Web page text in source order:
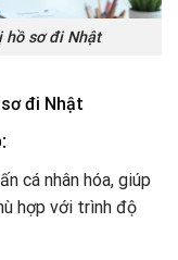
hồ sơ đi Nhật
đi Nhật
cá nhân hóa, giúp
hợp với trình độ